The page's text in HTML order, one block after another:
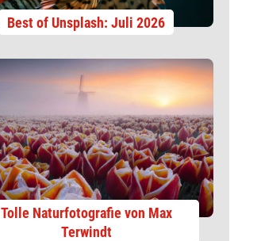
Best of Unsplash: Juli 2026
Tolle Naturfotografie von Max
Terwindt